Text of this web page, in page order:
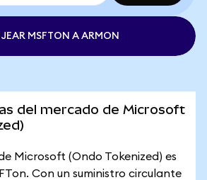
MSFTON A ARMON
del mercado de Microsoft
Microsoft (Ondo Tokenized) es
Con un suministro circulante